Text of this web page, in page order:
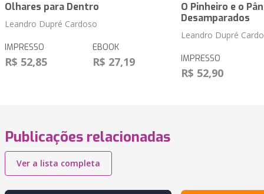
Olhares para Dentro
Leandro Dupré Cardoso
IMPRESSO
R$ 52,85
EBOOK
R$ 27,19
O Pinheiro e o
Desamparados
Leandro Dupré
IMPRESSO
R$ 52,90
Publicações relacionadas
Ver a lista completa